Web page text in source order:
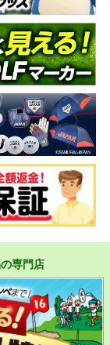
専門店